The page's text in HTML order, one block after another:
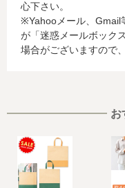
合、これらの情報は
る場合があります。
らは、ご利用のカー
を特定することがで
・発行会社の個人情
なお、個人情報保護
(https://
制度に関する情報に
お客様が未成年の場
上で、本サービスを
心下さい。
※Yahooメール、Gmail
が「迷惑メールボック
場合がございますので
お